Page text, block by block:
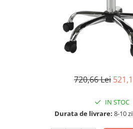
720,66 Lei
IN STOC
Durata de livrare: 8-10